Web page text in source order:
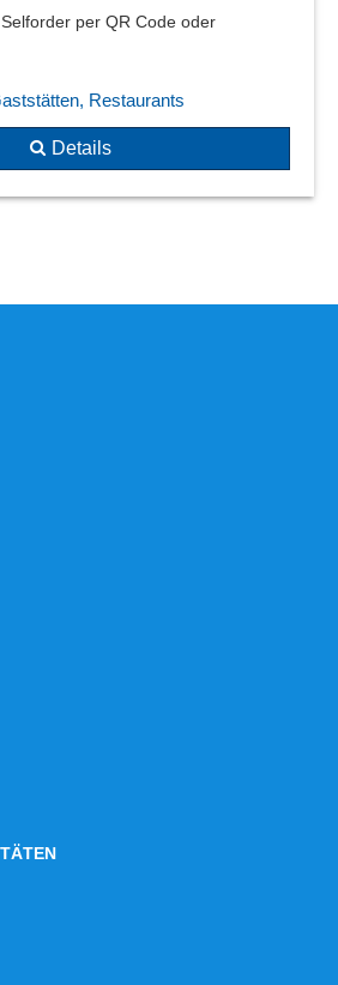
Selforder per QR Code oder
Restaurants
Details